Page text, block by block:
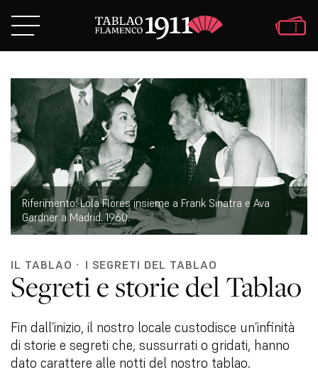
Riferimento: Lola Flores insieme a Frank Sinatra e Ava
Gardner a Madrid. 1960.
IL TABLAO · I SEGRETI DEL TABLAO
Segreti e storie del Tablao
Fin dall’inizio, il nostro locale custodisce un’infinità
di storie e segreti che, sussurrati o gridati, hanno
dato carattere alle notti del nostro tablao.